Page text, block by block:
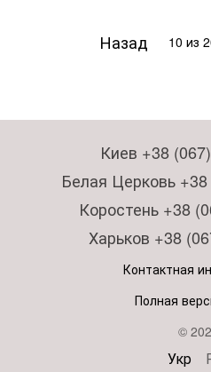
Назад 10 из
Киев +38
Белая Церковь
Коростень +38
Харьков +38
Контактная
Полная
©
Укр